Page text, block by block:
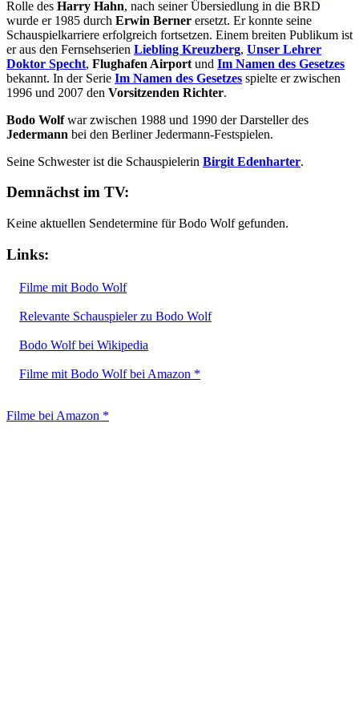
Rolle des Harry Hahn, nach seiner Übersiedlung in die BRD
wurde er 1985 durch Erwin Berner ersetzt. Er konnte seine
Schauspielkarriere erfolgreich fortsetzen. Einem breiten Publikum ist
er aus den Fernsehserien Liebling Kreuzberg, Unser Lehrer
Doktor Specht, Flughafen Airport und Im Namen des Gesetzes
bekannt. In der Serie Im Namen des Gesetzes spielte er zwischen
1996 und 2007 den Vorsitzenden Richter.
Bodo Wolfwar zwischen 1988 und 1990 der Darsteller des
Jedermann bei den Berliner Jedermann-Festspielen.
Seine Schwester ist die Schauspielerin Birgit Edenharter.
Demnächst im TV:
Keine aktuellen Sendetermine für Bodo Wolf gefunden.
Links:
Filme mit Bodo Wolf
Relevante Schauspieler zu Bodo Wolf
Bodo Wolf bei Wikipedia
Filme mit Bodo Wolf bei Amazon *
Filme bei Amazon *